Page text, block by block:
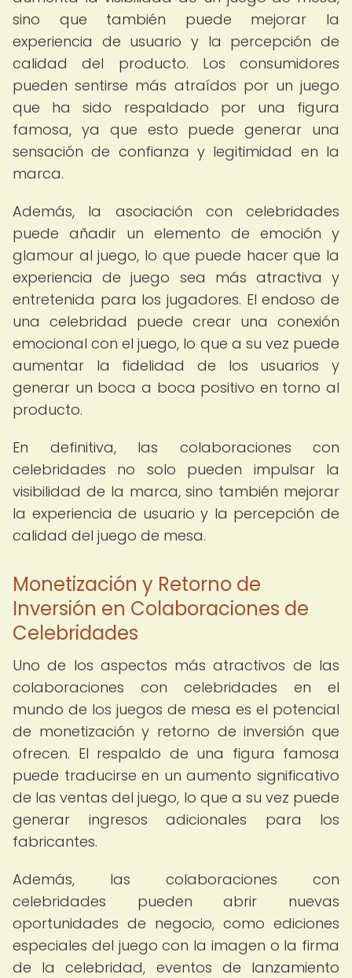
sino que también puede mejorar la
experiencia de usuario y la percepción de
calidad del producto. Los consumidores
pueden sentirse más atraídos por un juego
que ha sido respaldado por una figura
famosa, ya que esto puede generar una
sensación de confianza y legitimidad en la
marca.
Además, la asociación con celebridades
puede añadir un elemento de emoción y
glamour al juego, lo que puede hacer que la
experiencia de juego sea más atractiva y
entretenida para los jugadores. El endoso de
una celebridad puede crear una conexión
emocional con el juego, lo que a su vez puede
aumentar la fidelidad de los usuarios y
generar un boca a boca positivo en torno al
producto.
En definitiva, las colaboraciones con
celebridades no solo pueden impulsar la
visibilidad de la marca, sino también mejorar
la experiencia de usuario y la percepción de
calidad del juego de mesa.
Monetización y Retorno de
Inversión en Colaboraciones de
Celebridades
Uno de los aspectos más atractivos de las
colaboraciones con celebridades en el
mundo de los juegos de mesa es el potencial
de monetización y retorno de inversión que
ofrecen. El respaldo de una figura famosa
puede traducirse en un aumento significativo
de las ventas del juego, lo que a su vez puede
generar ingresos adicionales para los
fabricantes.
Además, las colaboraciones con
celebridades pueden abrir nuevas
oportunidades de negocio, como ediciones
especiales del juego con la imagen o la firma
de la celebridad, eventos de lanzamiento